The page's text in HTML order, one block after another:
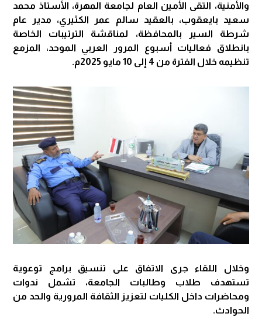
والأمنية، التقى الأمين العام لجامعة المهرة، الأستاذ محمد
سعيد بايعقوب، بالعقيد سالم عمر الكثيري، مدير عام
شرطة السير بالمحافظة، لمناقشة الترتيبات الخاصة
بانطلاق فعاليات أسبوع المرور العربي الموحد، المزمع
تنظيمه خلال الفترة من 4 إلى 10 مايو 2025م.
وخلال اللقاء جرى الاتفاق على تنسيق برامج توعوية
تستهدف طلاب وطالبات الجامعة، تشمل ندوات
ومحاضرات داخل الكليات لتعزيز الثقافة المرورية والحد من
الحوادث.